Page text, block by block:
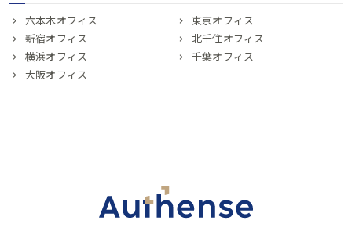
六本木オフィス
東京オフィス
新宿オフィス
北千住オフィス
横浜オフィス
千葉オフィス
大阪オフィス